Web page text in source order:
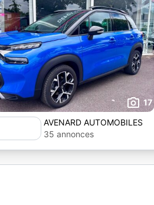
17
AVENARD AUTOMOBILES
35 annonces